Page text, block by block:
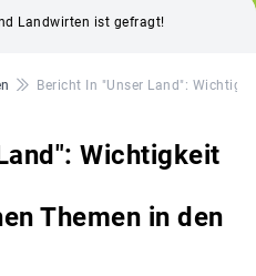
Landwirten ist gefragt!
Bericht In "Unser Land":
Wichtigkeit
Themen in den